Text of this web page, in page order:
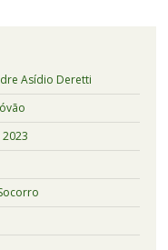
Asídio Deretti